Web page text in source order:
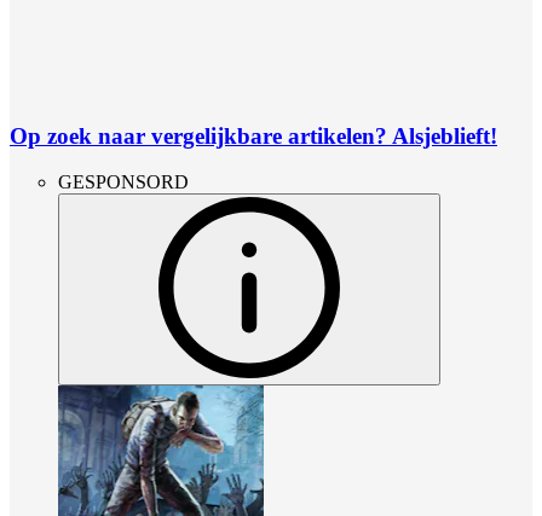
Op zoek naar vergelijkbare artikelen? Alsjeblieft!
GESPONSORD